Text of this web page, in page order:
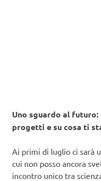
Uno sguardo al
progetti e su cosa ti
Ai primi di luglio ci sarà
cui non posso ancora
incontro unico tra